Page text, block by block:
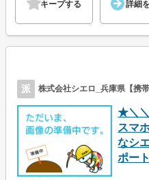
キープする 詳細
派 株式会社シエロ_兵庫県【携
★＼
スマ
なシ
ポー